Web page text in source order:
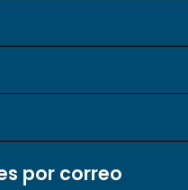
por correo